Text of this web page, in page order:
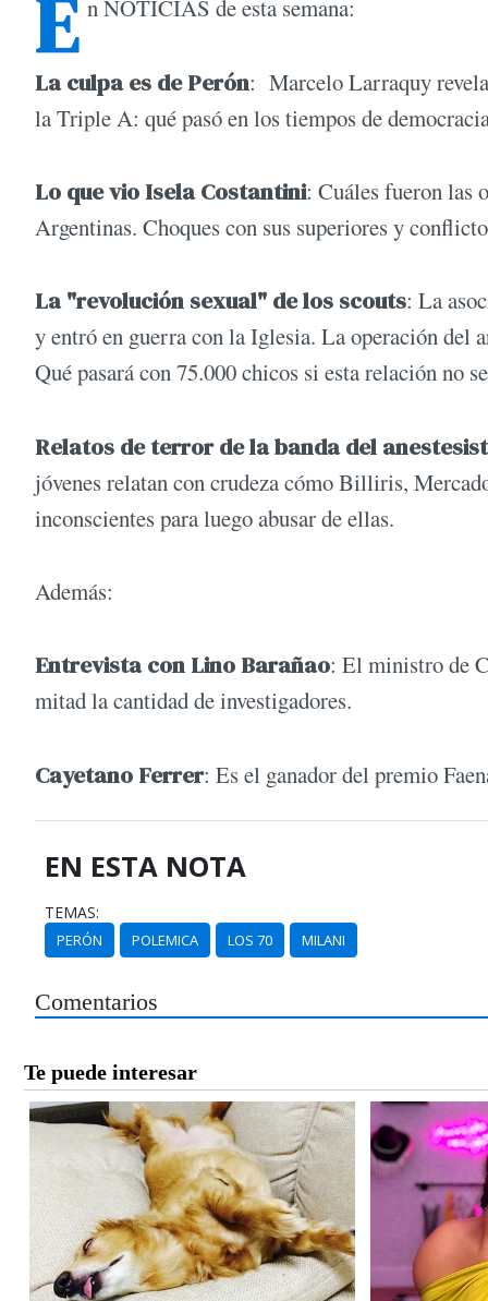
E n NOTICIAS de esta semana:
La culpa es de Perón: Marcelo Larraquy
la Triple A: qué pasó en los tiempos de
Lo que vio Isela Costantini: Cuáles fueron las
Argentinas. Choques con sus superiores y
La "revolución sexual" de los scouts: La
y entró en guerra con la Iglesia. La operación
Qué pasará con 75.000 chicos si esta relación no
Relatos de terror de la banda del
jóvenes relatan con crudeza cómo Billiris,
inconscientes para luego abusar de ellas.
Además:
Entrevista con Lino Barañao: El ministro de
mitad la cantidad de investigadores.
Cayetano Ferrer: Es el ganador del premio
EN ESTA NOTA
TEMAS:
PERÓN POLEMICA LOS 70 MILANI
Comentarios